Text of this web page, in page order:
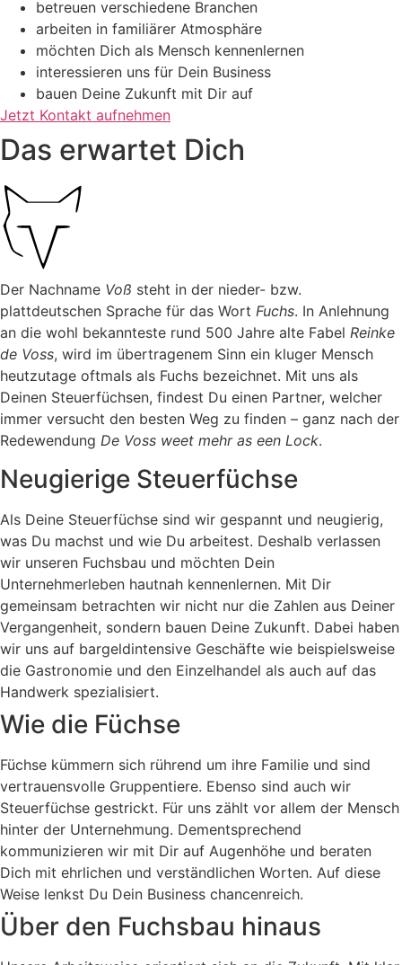
betreuen verschiedene Branchen
arbeiten in familiärer Atmosphäre
möchten Dich als Mensch kennenlernen
interessieren uns für Dein Business
bauen Deine Zukunft mit Dir auf
Jetzt Kontakt aufnehmen
Das erwartet Dich
Der Nachname Voß steht in der nieder- bzw.
plattdeutschen Sprache für das Wort Fuchs. In Anlehnung
an die wohl bekannteste rund 500 Jahre alte Fabel Reinke
de Voss, wird im übertragenem Sinn ein kluger Mensch
heutzutage oftmals als Fuchs bezeichnet. Mit uns als
Deinen Steuerfüchsen, findest Du einen Partner, welcher
immer versucht den besten Weg zu finden – ganz nach der
Redewendung De Voss weet mehr as een Lock.
Neugierige Steuerfüchse
Als Deine Steuerfüchse sind wir gespannt und neugierig,
was Du machst und wie Du arbeitest. Deshalb verlassen
wir unseren Fuchsbau und möchten Dein
Unternehmerleben hautnah kennenlernen. Mit Dir
gemeinsam betrachten wir nicht nur die Zahlen aus Deiner
Vergangenheit, sondern bauen Deine Zukunft. Dabei haben
wir uns auf bargeldintensive Geschäfte wie beispielsweise
die Gastronomie und den Einzelhandel als auch auf das
Handwerk spezialisiert.
Wie die Füchse
Füchse kümmern sich rührend um ihre Familie und sind
vertrauensvolle Gruppentiere. Ebenso sind auch wir
Steuerfüchse gestrickt. Für uns zählt vor allem der Mensch
hinter der Unternehmung. Dementsprechend
kommunizieren wir mit Dir auf Augenhöhe und beraten
Dich mit ehrlichen und verständlichen Worten. Auf diese
Weise lenkst Du Dein Business chancenreich.
Über den Fuchsbau hinaus